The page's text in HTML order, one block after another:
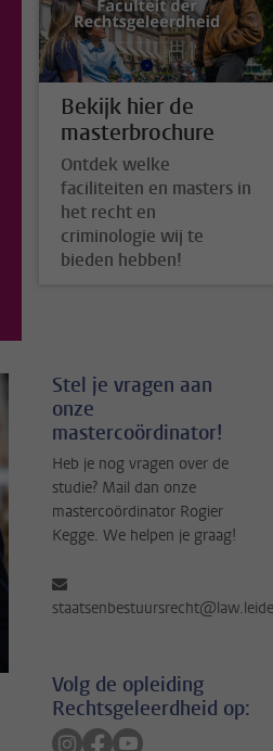
Bekijk hier de
masterbrochure
Ontdek welke
faciliteiten en masters in
het recht en
criminologie wij te
bieden hebben!
Stel je vragen aan
onze
mastercoördinator!
Heb je nog vragen over de
studie? Mail dan onze
mastercoördinator Rogier
Kegge. We helpen je graag!
Volg de opleiding
Rechtsgeleerdheid op:
Volg ons op instagram
Volg ons op facebook
Volg ons op